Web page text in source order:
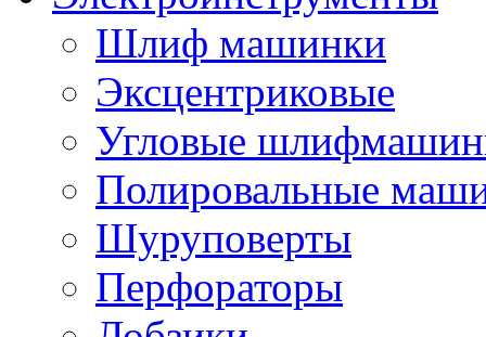
Шлиф машинки
Эксцентриковые
Угловые
Полировальные
Шуруповерты
Перфораторы